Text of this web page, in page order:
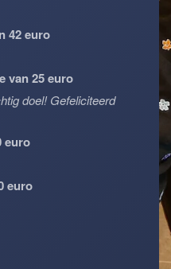
42 euro
van 25 euro
doel! Gefeliciteerd
euro
euro